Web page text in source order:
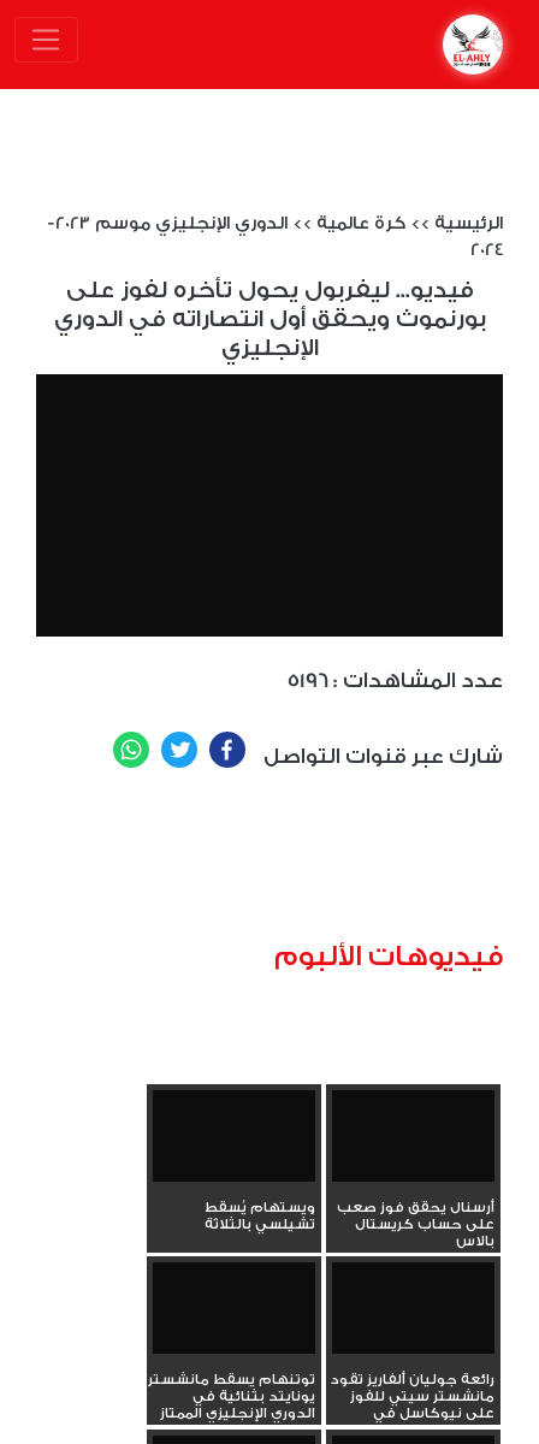
الرئيسية >> كرة عالمية >>
الدوري الإنجليزي موسم 2023-
2024
فيديو... ليفربول يحول تأخره لفوز على
بورنموث ويحقق أول انتصاراته في الدوري
الإنجليزي
5196 : عدد المشاهدات
شارك عبر قنوات التواصل Facebook
Twitter
فيديوهات الألبوم
أرسنال يحقق فوز صعب
على حساب كريستال
بالاس
ويستهام يُسقط
تشيلسي بالثلاثة
رائعة جوليان ألفاريز تقود
مانشستر سيتي للفوز
على نيوكاسل في
الدوري...
توتنهام يسقط مانشستر
يونايتد بثنائية في
الدوري الإنجليزي الممتاز